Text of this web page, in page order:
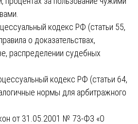
кодекс РФ (статьи 55,
о доказательствах,
распределении судебных
кодекс РФ (статьи 64,
нормы для арбитражного
от 31.05.2001 № 73-ФЗ «О